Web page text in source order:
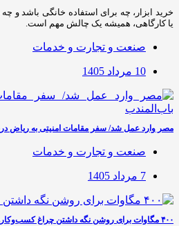
خرید ابزار، چه برای استفاده خانگی باشد و
یا کارگاهی، همیشه یک چالش مهم است.
صنعت و تجارت و خدمات
10 مرداد 1405
مصر وارد عمل شد/ سفر مقامات امنیتی به ریاض
صنعت و تجارت و خدمات
7 مرداد 1405
۴۰۰ مگاوات برای روشن نگه داشتن چراغ کسب‌وکار‌ها